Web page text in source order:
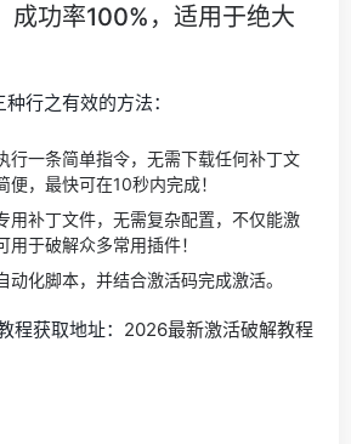
成功率100%，适用于绝大
行之有效的方法：
行一条简单指令，无需下载任何补丁文
便，最快可在10秒内完成！
用补丁文件，无需复杂配置，不仅能激
用于破解众多常用插件！
动化脚本，并结合激活码完成激活。
程获取地址： 2026最新激活破解教程